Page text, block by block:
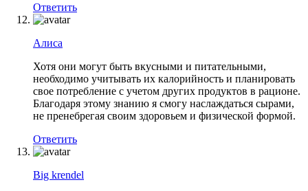
Ответить
Алиса
Хотя они могут быть вкусными и питательными,
необходимо учитывать их калорийность и планировать
свое потребление с учетом других продуктов в рационе.
Благодаря этому знанию я смогу наслаждаться сырами,
не пренебрегая своим здоровьем и физической формой.
Ответить
Big krendel